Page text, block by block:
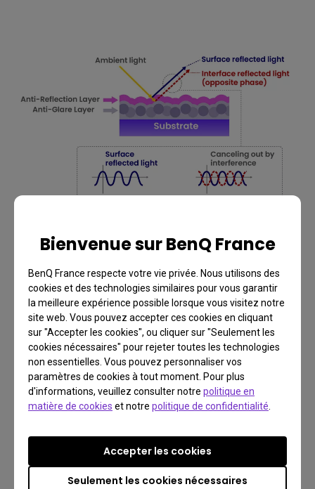
Bienvenue sur BenQ France
BenQ France respecte votre vie privée. Nous utilisons des
cookies et des technologies similaires pour vous garantir
la meilleure expérience possible lorsque vous visitez notre
site web. Vous pouvez accepter ces cookies en cliquant
sur "Accepter les cookies", ou cliquer sur "Seulement les
cookies nécessaires" pour rejeter toutes les technologies
non essentielles. Vous pouvez personnaliser vos
paramètres de cookies à tout moment. Pour plus
d'informations, veuillez consulter notre politique en
matière de cookies et notre politique de confidentialité
Seulement les cookies nécessaires
Accepter les cookies
La couche antireflet est composée de particules
provenant de divers matériaux, soigneusement
mélangées pour optimiser leurs propriétés
antireflet. Pour parfaire le tout, un revêtement anti-
réflexion de haute précision est appliqué
assurer un taux de réflexion très faible. Surtout,
cette combinaison de particules et de revêtement
diffuse efficacement la lumière et contrôle la